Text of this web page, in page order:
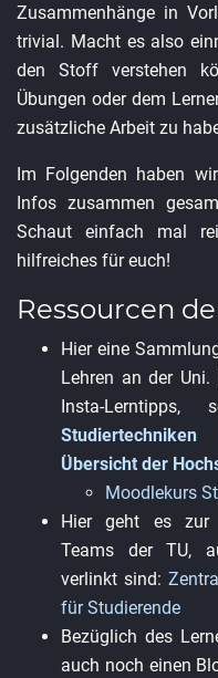
Zusammenhänge in
trivial. Macht es also
den Stoff verstehen
Übungen oder dem
zusätzliche Arbeit zu
Im Folgenden haben
Infos zusammen
Schaut einfach mal
hilfreiches für euch!
Ressourcen
Hier eine
Lehren an der Uni.
Insta-Lerntipps,
Übersicht der
Moodlekurs
Hier geht es zur
Teams der TU,
verlinkt sind:
für Studierende
Bezüglich des
auch noch einen